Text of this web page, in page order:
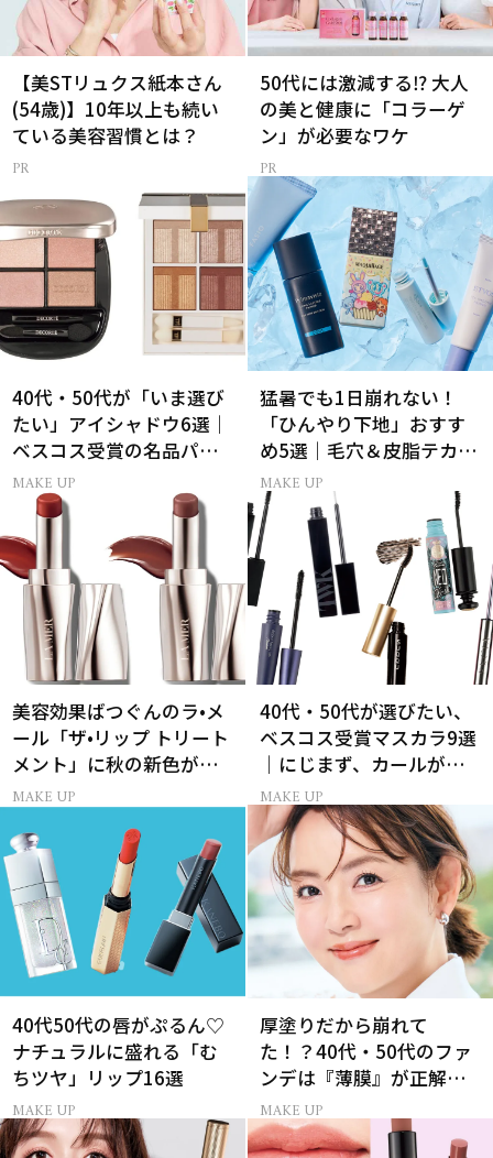
【美STリュクス紙本さん
(54歳)】10年以上も続い
ている美容習慣とは？
50代には激減する⁉ 大人
の美と健康に「コラーゲ
ン」が必要なワケ
40代・50代が「いま選び
たい」アイシャドウ6選｜
ベスコス受賞の名品パレ
ット＆単色アイカラー
MAKE UP
猛暑でも1日崩れない！
「ひんやり下地」おすす
め5選｜毛穴＆皮脂テカリ
対策
MAKE UP
美容効果ばつぐんのラ•メ
ール「ザ•リップ トリート
メント」に秋の新色がお
目見え！
MAKE UP
40代・50代が選びたい、
ベスコス受賞マスカラ9選
｜にじまず、カールが続
く名品
MAKE UP
40代50代の唇がぷるん♡
ナチュラルに盛れる「む
ちツヤ」リップ16選
MAKE UP
厚塗りだから崩れて
た！？40代・50代のファ
ンデは『薄膜』が正解で
した
MAKE UP